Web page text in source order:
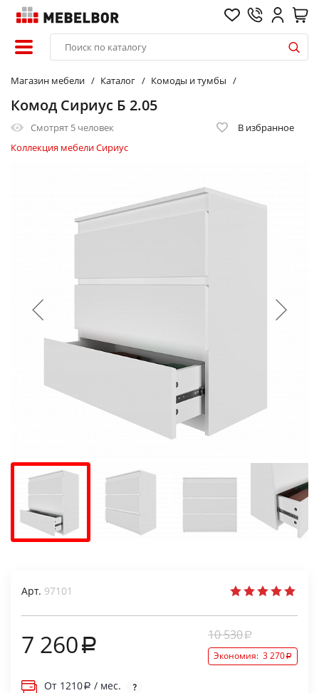
Магазин мебели Каталог Комоды и тумбы
Комод Сириус Б 2.05
Смотрят 5 человек
В избранное
Коллекция мебели Сириус
Арт. 97101
7 260 10 530
Экономия: 3 270
От 1210
/ мес.